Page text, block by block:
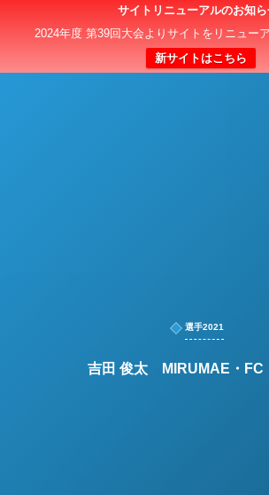
サイトリニューアルのお知
2024年度 第39回大会よりサイトをリニュー
新サイトはこちら
日本クラブユースサッカー選手
選手2021
吉田 俊太 MIRUMAE・FC